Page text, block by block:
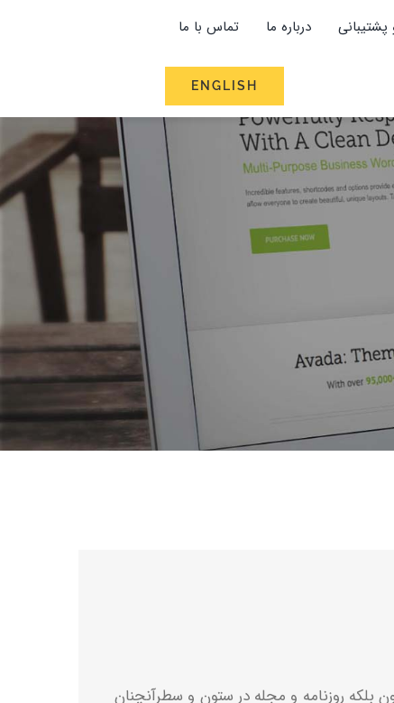
درباره ما تماس با ما
ENGLISH
بلکه روزنامه و مجله در ستون و سطرآنچنان